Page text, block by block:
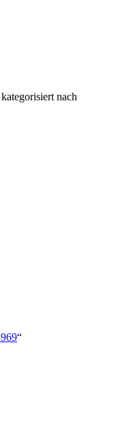
nach
“